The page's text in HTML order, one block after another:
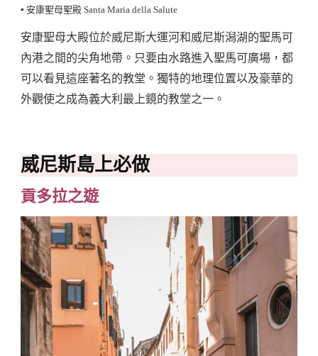
▪️ 安康聖母聖殿 Santa Maria della Salute
安康聖母大殿位於威尼斯大運河和威尼斯潟湖的聖馬可
內港之間的尖角地帶。只要由水路進入聖馬可廣場，都
可以看見這座著名的教堂。獨特的地理位置以及豪華的
外觀使之成為義大利最上鏡的教堂之一。
威尼斯島上必做
貢多拉之遊